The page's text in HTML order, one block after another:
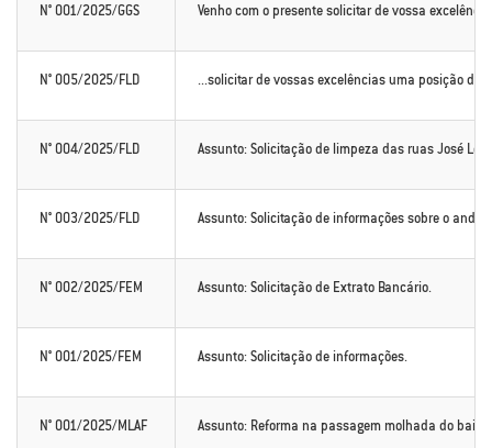
N° 001/2025/GGS Venho com o presente solicitar de vossa
N° 005/2025/FLD ...solicitar de vossas excelências uma posição de
N° 004/2025/FLD Assunto: Solicitação de limpeza das ruas José
N° 003/2025/FLD Assunto: Solicitação de informações sobre o
N° 002/2025/FEM Assunto: Solicitação de Extrato Bancário.
N° 001/2025/FEM Assunto: Solicitação de informações.
N° 001/2025/MLAF Assunto: Reforma na passagem molhada do